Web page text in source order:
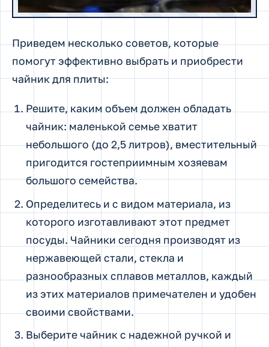
Приведем несколько советов, которые
помогут эффективно выбрать и приобрести
чайник для плиты:
Решите, каким объем должен обладать
чайник: маленькой семье хватит
небольшого (до 2,5 литров), вместительный
пригодится гостеприимным хозяевам
большого семейства.
Определитесь и с видом материала, из
которого изготавливают этот предмет
посуды. Чайники сегодня производят из
нержавеющей стали, стекла и
разнообразных сплавов металлов, каждый
из этих материалов примечателен и удобен
своими свойствами.
Выберите чайник с надежной ручкой и